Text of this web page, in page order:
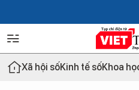
Xã hội sốKinh tế sốKhoa